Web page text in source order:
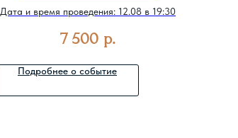
Дата и время проведения: 12.08 в 19:30
7 500 р.
Подробнее о событие